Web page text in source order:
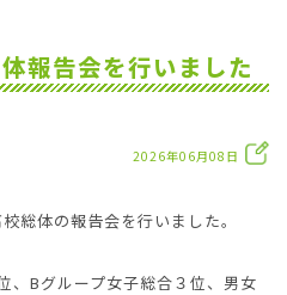
報告会を行いました
2026年06月08日
総体の報告会を行いました。
、Bグループ女子総合３位、男女